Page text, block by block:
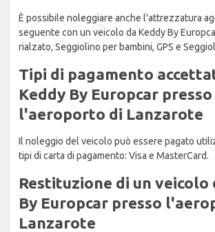
È possibile noleggiare anche l'attrezzatura
seguente con un veicolo da Keddy By
rialzato, Seggiolino per bambini, GPS e
Tipi di pagamento
Keddy By Europcar presso
l'aeroporto di Lanzarote
Il noleggio del veicolo può essere pagato
tipi di carta di pagamento: Visa e MasterCard.
Restituzione di un veicolo
By Europcar presso
Lanzarote